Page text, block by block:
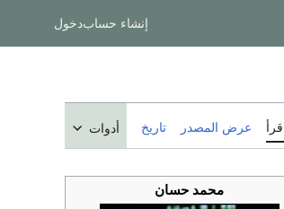
إنشاء حسابدخول
عرض المصدر تاريخ أدوات
محمد حسان